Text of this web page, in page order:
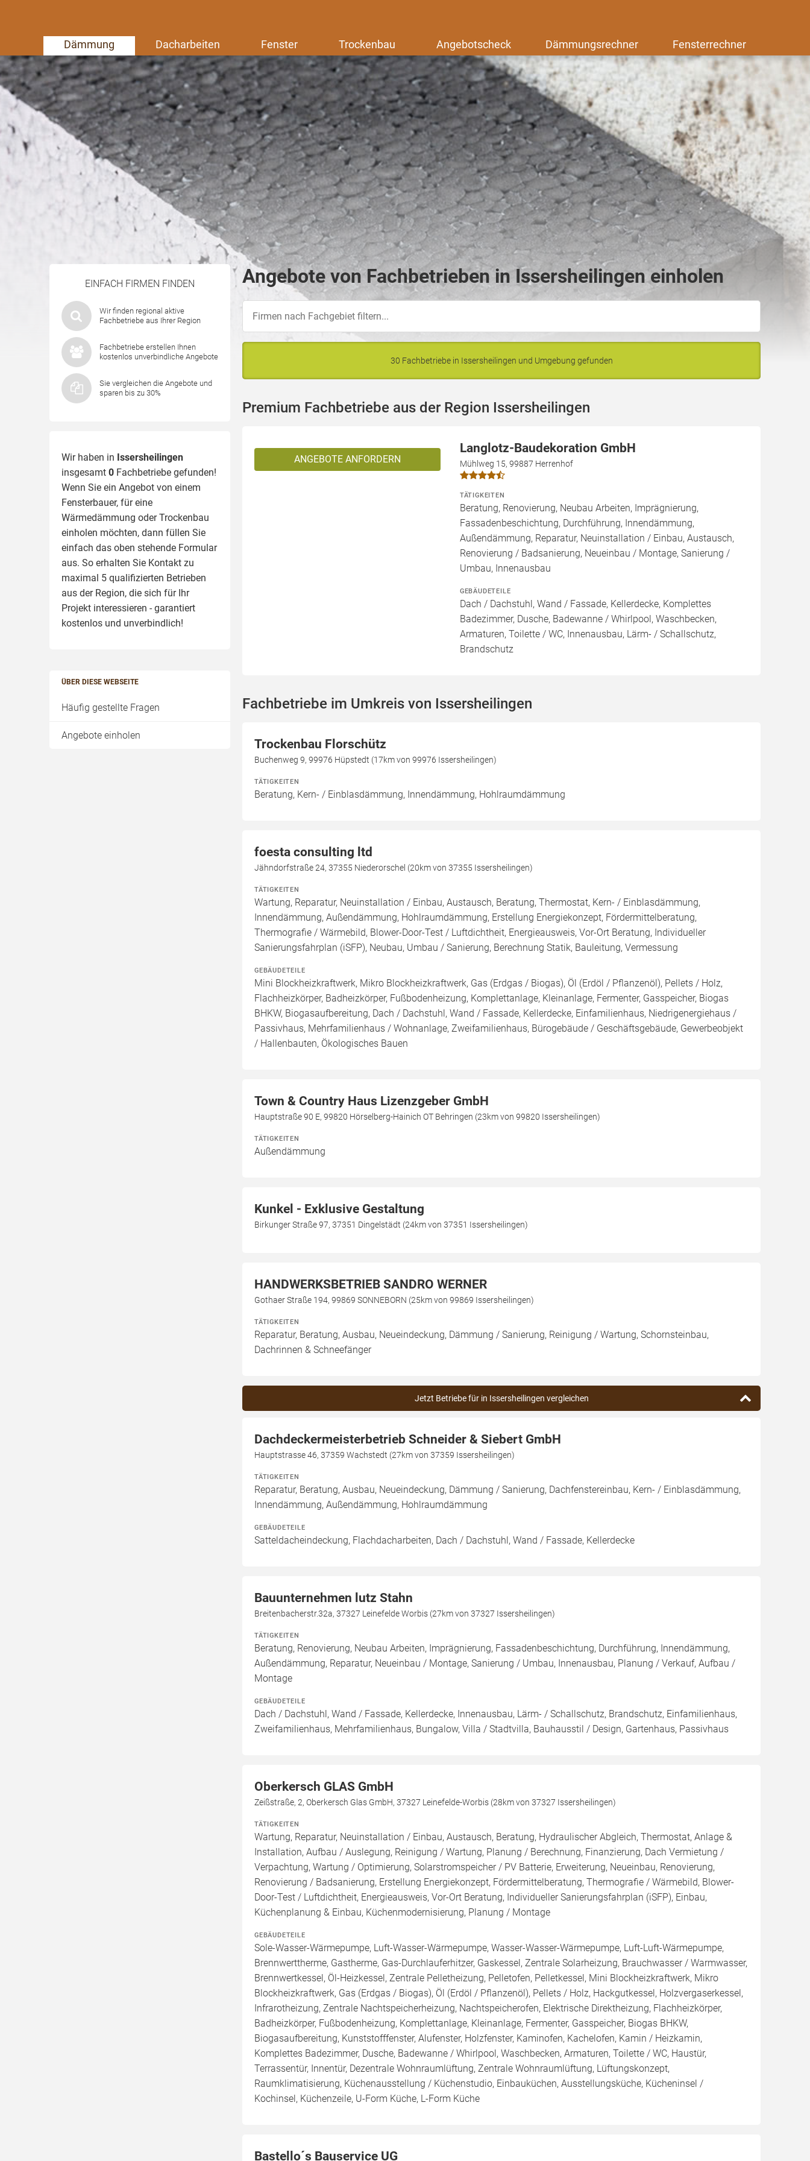
Dämmung Dacharbeiten Fenster Trockenbau Angebotscheck Dämmungsrechner Fensterrechner
EINFACH FIRMEN FINDEN
Wir finden regional aktive
Fachbetriebe aus Ihrer Region
Fachbetriebe erstellen Ihnen
kostenlos unverbindliche Angebote
Sie vergleichen die Angebote und
sparen bis zu 30%
Wir haben in Issersheilingen
insgesamt 0 Fachbetriebe gefunden!
Wenn Sie ein Angebot von einem
Fensterbauer, für eine
Wärmedämmung oder Trockenbau
einholen möchten, dann füllen Sie
einfach das oben stehende Formular
aus. So erhalten Sie Kontakt zu
maximal 5 qualifizierten Betrieben
aus der Region, die sich für Ihr
Projekt interessieren - garantiert
kostenlos und unverbindlich!
ÜBER DIESE WEBSEITE
Häufig gestellte Fragen
Angebote einholen
Angebote von Fachbetrieben in Issersheilingen einholen
30 Fachbetriebe in Issersheilingen und Umgebung gefunden
Premium Fachbetriebe aus der Region Issersheilingen
ANGEBOTE ANFORDERN
Langlotz-Baudekoration GmbH
Mühlweg 15, 99887 Herrenhof
TÄTIGKEITEN
Beratung, Renovierung, Neubau Arbeiten, Imprägnierung,
Fassadenbeschichtung, Durchführung, Innendämmung,
Außendämmung, Reparatur, Neuinstallation / Einbau, Austausch,
Renovierung / Badsanierung, Neueinbau / Montage, Sanierung /
Umbau, Innenausbau
GEBÄUDETEILE
Dach / Dachstuhl, Wand / Fassade, Kellerdecke, Komplettes
Badezimmer, Dusche, Badewanne / Whirlpool, Waschbecken,
Armaturen, Toilette / WC, Innenausbau, Lärm- / Schallschutz,
Brandschutz
Fachbetriebe im Umkreis von Issersheilingen
Trockenbau Florschütz
Buchenweg 9, 99976 Hüpstedt (17km von 99976 Issersheilingen)
TÄTIGKEITEN
Beratung, Kern- / Einblasdämmung, Innendämmung, Hohlraumdämmung
foesta consulting ltd
Jähndorfstraße 24, 37355 Niederorschel (20km von 37355 Issersheilingen)
TÄTIGKEITEN
Wartung, Reparatur, Neuinstallation / Einbau, Austausch, Beratung, Thermostat, Kern- / Einblasdämmung,
Innendämmung, Außendämmung, Hohlraumdämmung, Erstellung Energiekonzept, Fördermittelberatung,
Thermografie / Wärmebild, Blower-Door-Test / Luftdichtheit, Energieausweis, Vor-Ort Beratung, Individueller
Sanierungsfahrplan (iSFP), Neubau, Umbau / Sanierung, Berechnung Statik, Bauleitung, Vermessung
GEBÄUDETEILE
Mini Blockheizkraftwerk, Mikro Blockheizkraftwerk, Gas (Erdgas / Biogas), Öl (Erdöl / Pflanzenöl), Pellets / Holz,
Flachheizkörper, Badheizkörper, Fußbodenheizung, Komplettanlage, Kleinanlage, Fermenter, Gasspeicher, Biogas
BHKW, Biogasaufbereitung, Dach / Dachstuhl, Wand / Fassade, Kellerdecke, Einfamilienhaus, Niedrigenergiehaus /
Passivhaus, Mehrfamilienhaus / Wohnanlage, Zweifamilienhaus, Bürogebäude / Geschäftsgebäude, Gewerbeobjekt
/ Hallenbauten, Ökologisches Bauen
Town & Country Haus Lizenzgeber GmbH
Hauptstraße 90 E, 99820 Hörselberg-Hainich OT Behringen (23km von 99820 Issersheilingen)
TÄTIGKEITEN
Außendämmung
Kunkel - Exklusive Gestaltung
Birkunger Straße 97, 37351 Dingelstädt (24km von 37351 Issersheilingen)
HANDWERKSBETRIEB SANDRO WERNER
Gothaer Straße 194, 99869 SONNEBORN (25km von 99869 Issersheilingen)
TÄTIGKEITEN
Reparatur, Beratung, Ausbau, Neueindeckung, Dämmung / Sanierung, Reinigung / Wartung, Schornsteinbau,
Dachrinnen & Schneefänger
Jetzt Betriebe für in Issersheilingen vergleichen
Dachdeckermeisterbetrieb Schneider & Siebert GmbH
Hauptstrasse 46, 37359 Wachstedt (27km von 37359 Issersheilingen)
TÄTIGKEITEN
Reparatur, Beratung, Ausbau, Neueindeckung, Dämmung / Sanierung, Dachfenstereinbau, Kern- / Einblasdämmung,
Innendämmung, Außendämmung, Hohlraumdämmung
GEBÄUDETEILE
Satteldacheindeckung, Flachdacharbeiten, Dach / Dachstuhl, Wand / Fassade, Kellerdecke
Bauunternehmen lutz Stahn
Breitenbacherstr.32a, 37327 Leinefelde Worbis (27km von 37327 Issersheilingen)
TÄTIGKEITEN
Beratung, Renovierung, Neubau Arbeiten, Imprägnierung, Fassadenbeschichtung, Durchführung, Innendämmung,
Außendämmung, Reparatur, Neueinbau / Montage, Sanierung / Umbau, Innenausbau, Planung / Verkauf, Aufbau /
Montage
GEBÄUDETEILE
Dach / Dachstuhl, Wand / Fassade, Kellerdecke, Innenausbau, Lärm- / Schallschutz, Brandschutz, Einfamilienhaus,
Zweifamilienhaus, Mehrfamilienhaus, Bungalow, Villa / Stadtvilla, Bauhausstil / Design, Gartenhaus, Passivhaus
Oberkersch GLAS GmbH
Zeißstraße, 2, Oberkersch Glas GmbH, 37327 Leinefelde-Worbis (28km von 37327 Issersheilingen)
TÄTIGKEITEN
Wartung, Reparatur, Neuinstallation / Einbau, Austausch, Beratung, Hydraulischer Abgleich, Thermostat, Anlage &
Installation, Aufbau / Auslegung, Reinigung / Wartung, Planung / Berechnung, Finanzierung, Dach Vermietung /
Verpachtung, Wartung / Optimierung, Solarstromspeicher / PV Batterie, Erweiterung, Neueinbau, Renovierung,
Renovierung / Badsanierung, Erstellung Energiekonzept, Fördermittelberatung, Thermografie / Wärmebild, Blower-
Door-Test / Luftdichtheit, Energieausweis, Vor-Ort Beratung, Individueller Sanierungsfahrplan (iSFP), Einbau,
Küchenplanung & Einbau, Küchenmodernisierung, Planung / Montage
GEBÄUDETEILE
Sole-Wasser-Wärmepumpe, Luft-Wasser-Wärmepumpe, Wasser-Wasser-Wärmepumpe, Luft-Luft-Wärmepumpe,
Brennwerttherme, Gastherme, Gas-Durchlauferhitzer, Gaskessel, Zentrale Solarheizung, Brauchwasser / Warmwasser,
Brennwertkessel, Öl-Heizkessel, Zentrale Pelletheizung, Pelletofen, Pelletkessel, Mini Blockheizkraftwerk, Mikro
Blockheizkraftwerk, Gas (Erdgas / Biogas), Öl (Erdöl / Pflanzenöl), Pellets / Holz, Hackgutkessel, Holzvergaserkessel,
Infrarotheizung, Zentrale Nachtspeicherheizung, Nachtspeicherofen, Elektrische Direktheizung, Flachheizkörper,
Badheizkörper, Fußbodenheizung, Komplettanlage, Kleinanlage, Fermenter, Gasspeicher, Biogas BHKW,
Biogasaufbereitung, Kunststofffenster, Alufenster, Holzfenster, Kaminofen, Kachelofen, Kamin / Heizkamin,
Komplettes Badezimmer, Dusche, Badewanne / Whirlpool, Waschbecken, Armaturen, Toilette / WC, Haustür,
Terrassentür, Innentür, Dezentrale Wohnraumlüftung, Zentrale Wohnraumlüftung, Lüftungskonzept,
Raumklimatisierung, Küchenausstellung / Küchenstudio, Einbauküchen, Ausstellungsküche, Kücheninsel /
Kochinsel, Küchenzeile, U-Form Küche, L-Form Küche
Bastello´s Bauservice UG